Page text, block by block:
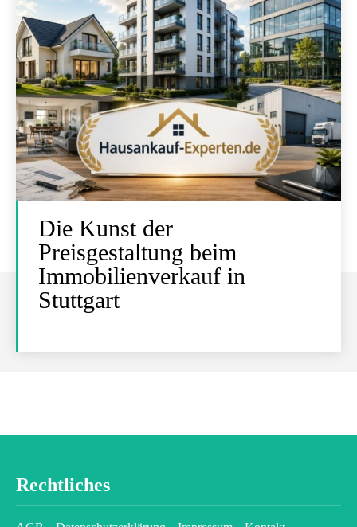
Die Kunst der
Preisgestaltung beim
Immobilienverkauf in
Stuttgart
Rechtliches